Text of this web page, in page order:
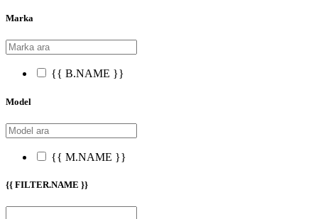
Marka
{{ B.NAME }}
Model
{{ M.NAME }}
{{ FILTER.NAME }}